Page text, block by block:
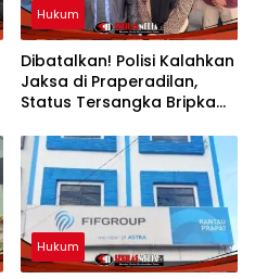
Hukum
Dibatalkan! Polisi Kalahkan
Jaksa di Praperadilan,
Status Tersangka Bripka
dibebaskan
Hukum